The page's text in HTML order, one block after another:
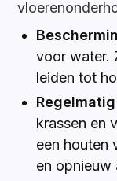
voor water.
leiden tot
krassen en
een houten
en opnieuw